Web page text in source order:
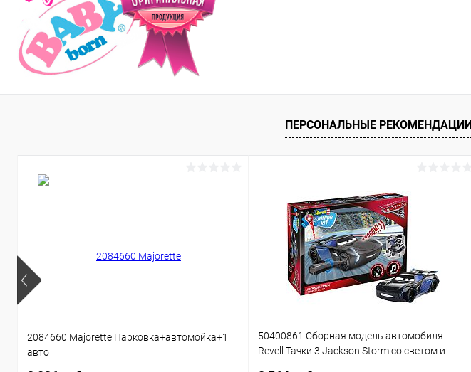
ПЕРСОНАЛЬНЫЕ РЕКОМЕНДАЦИИ
2084660 Majorette Парковка+автомойка+1
авто
50400861 Сборная модель автомобиля
Revell Тачки 3 Jackson Storm со светом и